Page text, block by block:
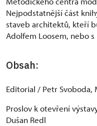
Nejpodstatnější část
staveb architektů, kteří
Adolfem Loosem, nebo
Obsah:
Editorial / Petr Svoboda,
Proslov k otevření
Dušan Redl